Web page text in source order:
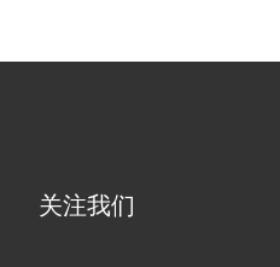
关注我们